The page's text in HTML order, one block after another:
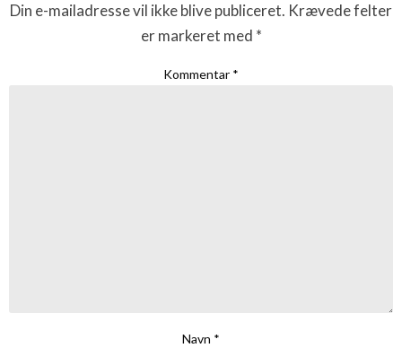
Din e-mailadresse vil ikke blive publiceret. Krævede felter
er markeret med *
Kommentar *
Navn *